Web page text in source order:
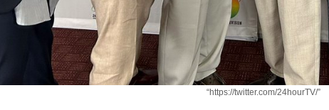
“https://twitter.com/24hourTV/”